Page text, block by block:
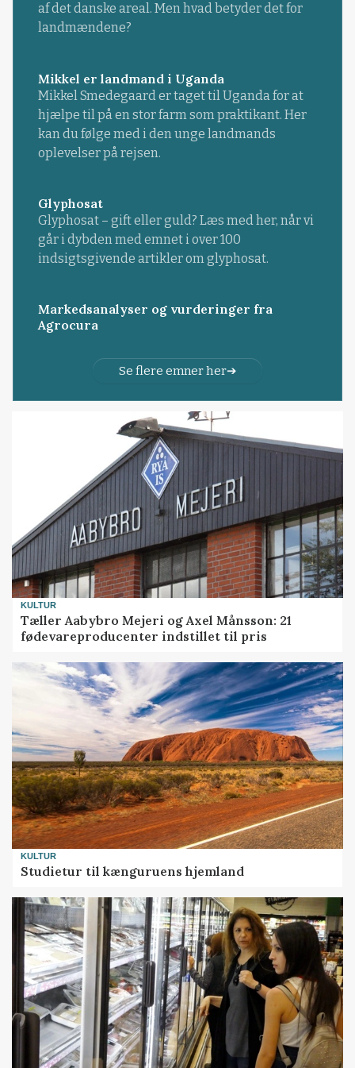
af det danske areal. Men hvad betyder det for
landmændene?
Mikkel er landmand i Uganda
Mikkel Smedegaard er taget til Uganda for at
hjælpe til på en stor farm som praktikant. Her
kan du følge med i den unge landmands
oplevelser på rejsen.
Glyphosat
Glyphosat – gift eller guld? Læs med her, når vi
går i dybden med emnet i over 100
indsigtsgivende artikler om glyphosat.
Markedsanalyser og vurderinger fra
Agrocura
Se flere emner her
KULTUR
Tæller Aabybro Mejeri og Axel Månsson: 21
fødevareproducenter indstillet til pris
KULTUR
Studietur til kænguruens hjemland